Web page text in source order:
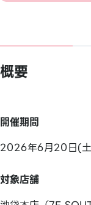
概要
開催期間
2026年6月20日(
対象店舗